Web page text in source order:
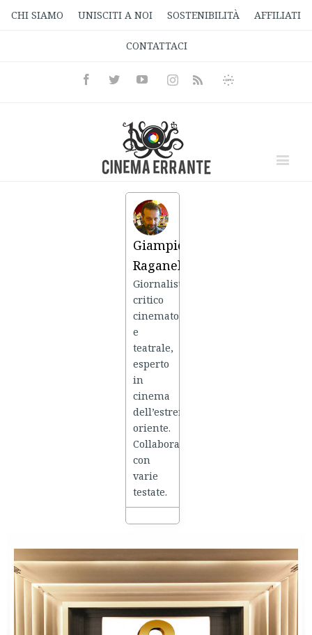
CHI SIAMO UNISCITI A NOI SOSTENIBILITÀ AFFILIATI
CONTATTACI
FacebookTwitterYoutubeInstagramRss
Informativa
Giampiero
Raganelli
Giornalista,
critico
cinematografico
e
teatrale,
esperto
in
cinema
dell’estremo
oriente.
Collabora
con
varie
testate.